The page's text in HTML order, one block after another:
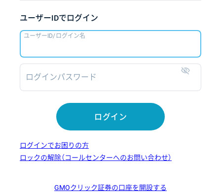
ユーザーIDでログイン
ユーザーID/ログイン名
ログインパスワード
ログイン
ログインでお困りの方
ロックの解除（コールセンターへのお問い合わせ）
GMOクリック証券の口座を開設する